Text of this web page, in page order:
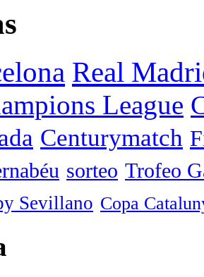
Real
League
Centurymatch
sorteo Trofeo
Sevillano Copa